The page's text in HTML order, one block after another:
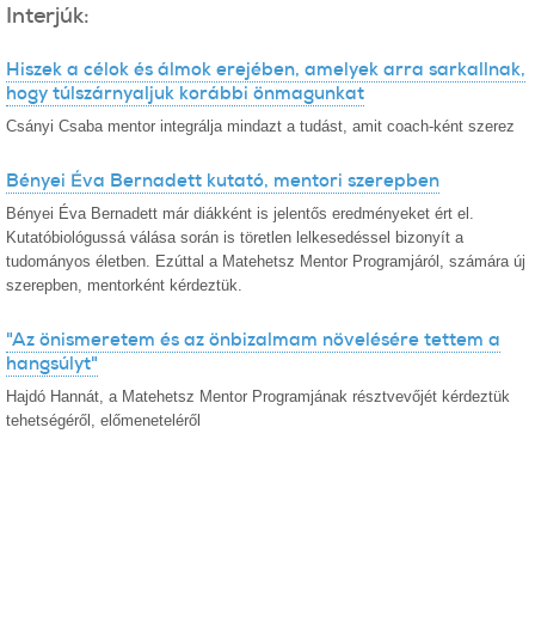
Interjúk:
Hiszek a célok és álmok erejében, amelyek arra sarkallnak,
hogy túlszárnyaljuk korábbi önmagunkat
Csányi Csaba mentor integrálja mindazt a tudást, amit coach-ként szerez
Bényei Éva Bernadett kutató, mentori szerepben
Bényei Éva Bernadett már diákként is jelentős eredményeket ért el.
Kutatóbiológussá válása során is töretlen lelkesedéssel bizonyít a
tudományos életben. Ezúttal a Matehetsz Mentor Programjáról, számára új
szerepben, mentorként kérdeztük.
"Az önismeretem és az önbizalmam növelésére tettem a
hangsúlyt"
Hajdó Hannát, a Matehetsz Mentor Programjának résztvevőjét kérdeztük
tehetségéről, előmeneteléről